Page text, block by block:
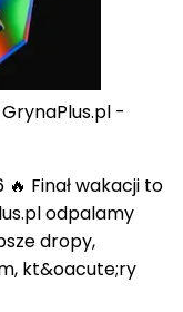
-
🔥 Finał wakacji to
odpalamy
dropy,
kt&oacute;ry